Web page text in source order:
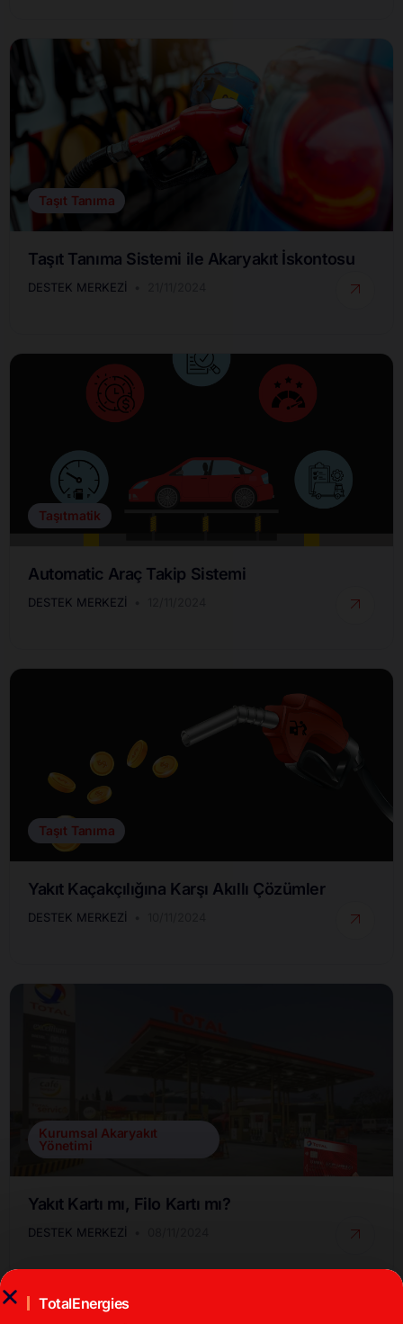
Taşıt Tanıma
Taşıt Tanıma Sistemi ile Akaryakıt İskontosu
DESTEK MERKEZI
Taşıtmatik
Automatic Araç Takip Sistemi
DESTEK MERKEZI
Taşıt Tanıma
Yakıt Kaçakçılığına Karşı Akıllı Çözümler
DESTEK MERKEZI
Kurumsal Akaryakıt
Yönetimi
Yakıt Kartı mı, Filo Kartı mı?
DESTEK MERKEZI
TotalEnergies